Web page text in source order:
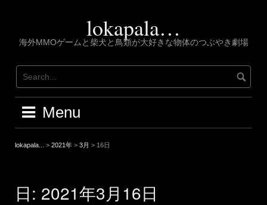
lokapala…
海外MMOゲームと柴犬と鳥類が大好きな物体のつぶやき劇場
Menu
lokapala... > 2021年 > 3月 > 16日
日: 2021年3月16日